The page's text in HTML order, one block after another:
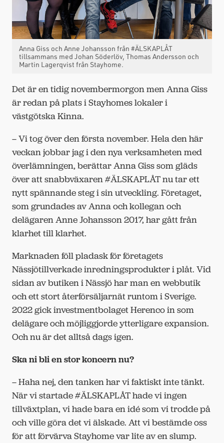
Anna Giss och Anne Johansson från #ÄLSKAPLÅT
tillsammans med Johan Söderlöv, Thomas Andersson och
Martin Lagerqvist från Stayhome.
Det är en tidig novembermorgon men Anna Giss
är redan på plats i Stayhomes lokaler i
västgötska Kinna.
– Vi tog över den första november. Hela den här
veckan jobbar jag i den nya verksamheten med
överlämningen, berättar Anna Giss som gläds
över att snabbväxaren #ÄLSKAPLÅT nu tar ett
nytt spännande steg i sin utveckling. Företaget,
som grundades av Anna och kollegan och
delägaren Anne Johansson 2017, har gått från
klarhet till klarhet.
Marknaden föll pladask för företagets
Nässjötillverkade inredningsprodukter i plåt. Vid
sidan av butiken i Nässjö har man en webbutik
och ett stort återförsäljarnät runtom i Sverige.
2022 gick investmentbolaget Herenco in som
delägare och möjliggjorde ytterligare expansion.
Och nu är det alltså dags igen.
Ska ni bli en stor koncern nu?
– Haha nej, den tanken har vi faktiskt inte tänkt.
När vi startade #ÄLSKAPLÅT hade vi ingen
tillväxtplan, vi hade bara en idé som vi trodde på
och ville göra det vi älskade. Att vi bestämde oss
för att förvärva Stayhome var lite av en slump.